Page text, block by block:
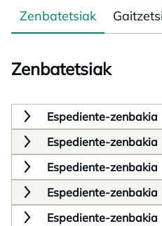
Zenbatetsiak
Zenbatetsiak
Espediente-zenbakia
Espediente-zenbakia
Espediente-zenbakia
Espediente-zenbakia
Espediente-zenbakia